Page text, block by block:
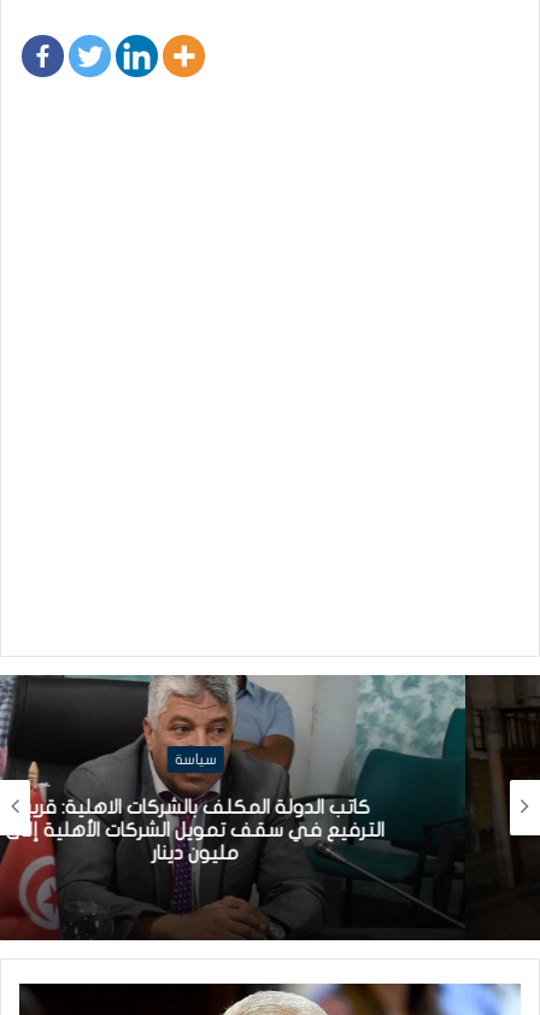
سياسة
كاتب الدولة المكلف بالشركات الاهلية: قريبا
الترفيع في سقف تمويل الشركات الأهلية إلى
مليون دينار